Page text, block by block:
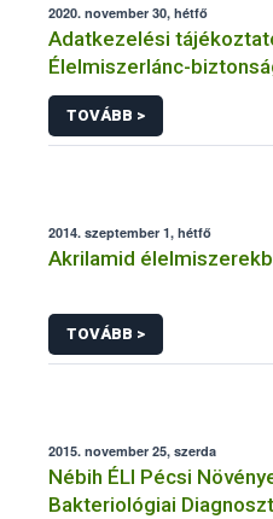
2020. november 30, hétfő
Adatkezelési
Élelmiszerlánc-
közérdekű bejelentések
kapcsolódó
TOVÁBB >
2014. szeptember 1, hétfő
Akrilamid
TOVÁBB >
2015. november 25, szerda
Nébih ÉLI Pécsi
Bakteriológiai